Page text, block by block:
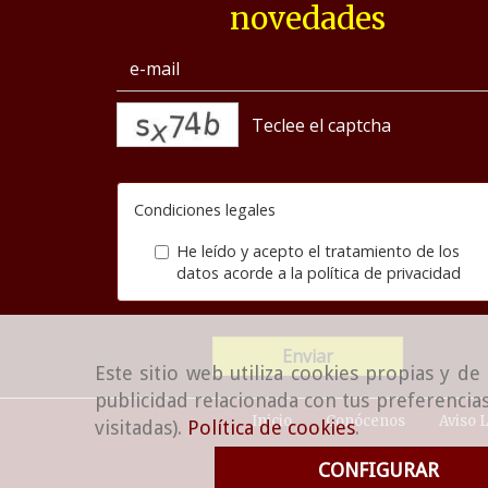
Este sitio web utiliza cookies propias y
publicidad relacionada con tus
visitadas). Política de cookies.
CONFIGURAR
novedades
Condiciones legales
He leído y acepto el tratamiento de los
datos acorde a la política de privacidad
Enviar
Inicio Conócenos Aviso